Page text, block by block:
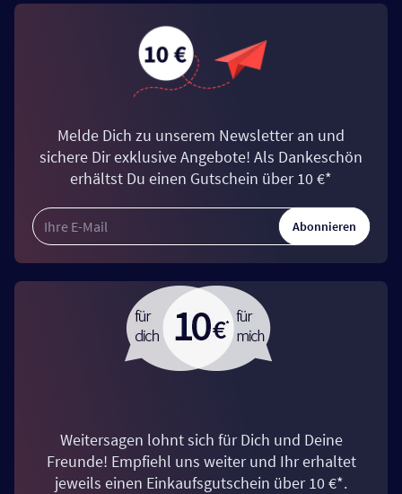
Melde Dich zu unserem Newsletter an und
sichere Dir exklusive Angebote! Als Dankeschön
erhältst Du einen Gutschein über 10 €*
Abonnieren
Weitersagen lohnt sich für Dich und Deine
Freunde! Empfiehl uns weiter und Ihr erhaltet
jeweils einen Einkaufsgutschein über 10 €*.